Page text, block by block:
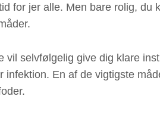
for jer alle. Men bare rolig,
vil selvfølgelig give dig klare
infektion. En af de vigtigste